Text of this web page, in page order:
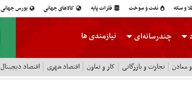
و سکه نفت و سوخت فلزات پایه کالاهای جهانی بورس جهانی
چندرسانه‌ای نیازمندی ها
معادن تجارت و بازرگانی کار و تعاون اقتصاد شهری اقتصاد دیجیتال